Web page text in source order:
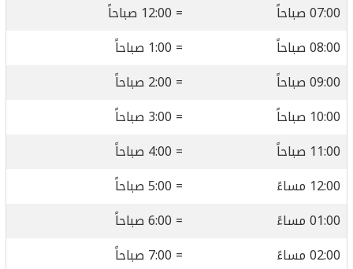
07:00 صباحاً
= 12:00 صباحاً
08:00 صباحاً
= 1:00 صباحاً
09:00 صباحاً
= 2:00 صباحاً
10:00 صباحاً
= 3:00 صباحاً
11:00 صباحاً
= 4:00 صباحاً
12:00 مساءً
= 5:00 صباحاً
01:00 مساءً
= 6:00 صباحاً
02:00 مساءً
= 7:00 صباحاً